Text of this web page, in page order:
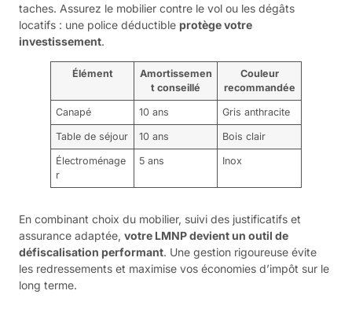
taches. Assurez le mobilier contre le vol ou les dégâts
locatifs : une police déductible protège votre
investissement.
Élément
Amortissemen
t conseillé
Couleur
recommandée
Canapé 10 ans Gris anthracite
Table de séjour 10 ans Bois clair
Électroménage
r
5 ans Inox
En combinant choix du mobilier, suivi des justificatifs et
assurance adaptée, votre LMNP devient un outil de
défiscalisation performant. Une gestion rigoureuse évite
les redressements et maximise vos économies d’impôt sur le
long terme.